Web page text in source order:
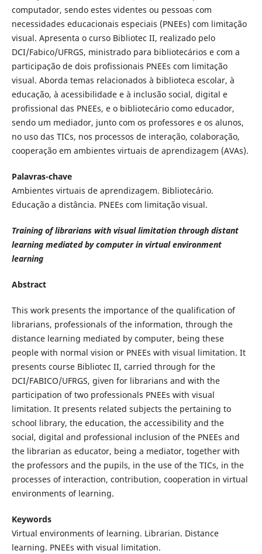
computador, sendo estes videntes ou pessoas com
necessidades educacionais especiais (PNEEs) com limitação
visual. Apresenta o curso Bibliotec II, realizado pelo
DCI/Fabico/UFRGS, ministrado para bibliotecários e com a
participação de dois profissionais PNEEs com limitação
visual. Aborda temas relacionados à biblioteca escolar, à
educação, à acessibilidade e à inclusão social, digital e
profissional das PNEEs, e o bibliotecário como educador,
sendo um mediador, junto com os professores e os alunos,
no uso das TICs, nos processos de interação, colaboração,
cooperação em ambientes virtuais de aprendizagem (AVAs).
Palavras-chave
Ambientes virtuais de aprendizagem. Bibliotecário.
Educação a distância. PNEEs com limitação visual.
Training of librarians with visual limitation through distant
learning mediated by computer in virtual environment
learning
Abstract
This work presents the importance of the qualification of
librarians, professionals of the information, through the
distance learning mediated by computer, being these
people with normal vision or PNEEs with visual limitation. It
presents course Bibliotec II, carried through for the
DCI/FABICO/UFRGS, given for librarians and with the
participation of two professionals PNEEs with visual
limitation. It presents related subjects the pertaining to
school library, the education, the accessibility and the
social, digital and professional inclusion of the PNEEs and
the librarian as educator, being a mediator, together with
the professors and the pupils, in the use of the TICs, in the
processes of interaction, contribution, cooperation in virtual
environments of learning.
Keywords
Virtual environments of learning. Librarian. Distance
learning. PNEEs with visual limitation.